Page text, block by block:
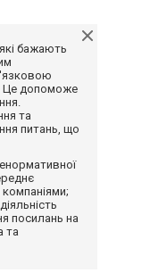
бажають
Це допоможе
та
питань, що
посилань на
та